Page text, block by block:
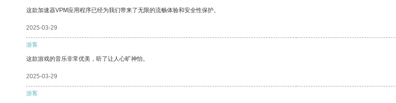
这款加速器VPM应用程序已经为我们带来了无限的流畅体验和安全性保护。
2025-03-29
游客
这款游戏的音乐非常优美，听了让人心旷神怡。
2025-03-29
游客